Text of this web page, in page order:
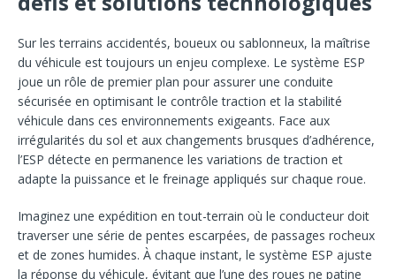
Sur les terrains accidentés, boueux ou sablonneux, la maîtrise
du véhicule est toujours un enjeu complexe. Le système ESP
joue un rôle de premier plan pour assurer une conduite
sécurisée en optimisant le contrôle traction et la stabilité
véhicule dans ces environnements exigeants. Face aux
irrégularités du sol et aux changements brusques d’adhérence,
l’ESP détecte en permanence les variations de traction et
adapte la puissance et le freinage appliqués sur chaque roue.
Imaginez une expédition en tout-terrain où le conducteur doit
traverser une série de pentes escarpées, de passages rocheux
et de zones humides. À chaque instant, le système ESP ajuste
la réponse du véhicule, évitant que l’une des roues ne patine